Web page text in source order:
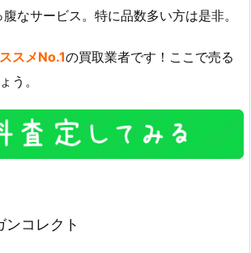
なサービス。特に品数多い方は是非。
スメNo.1の買取業者です！ここで売る
う。
ンコレクト